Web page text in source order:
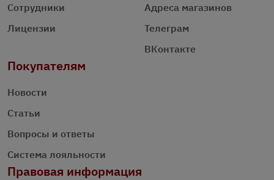
Сотрудники
Лицензии
Адреса магазинов
Телеграм
ВКонтакте
Покупателям
Новости
Статьи
Вопросы и ответы
Система лояльности
Правовая информация